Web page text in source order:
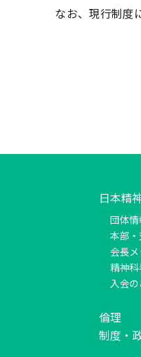
なお、現行制度
日本精
団体情
本部
会長
精神
入会
倫理
制度・